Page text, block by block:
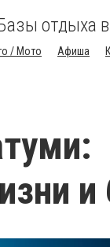
отдыха
/ Мото Афиша
и